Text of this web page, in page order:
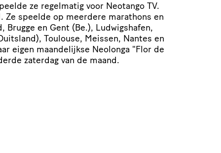
ze regelmatig voor Neotango TV.
Ze speelde op meerdere marathons en
Brugge en Gent (Be.), Ludwigshafen,
Toulouse, Meissen, Nantes en
eigen maandelijkse Neolonga "Flor de
zaterdag van de maand.